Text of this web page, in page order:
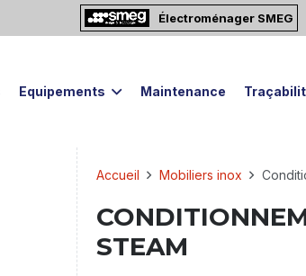
Électroménager SMEG
Equipements Maintenance
Accueil Mobiliers inox
STEAM